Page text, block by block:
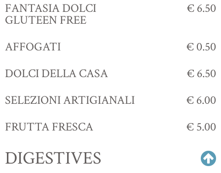
FANTASIA DOLCI
GLUTEEN FREE
€ 6.50
AFFOGATI
€ 0.50
DOLCI DELLA CASA
€ 6.50
SELEZIONI ARTIGIANALI
€ 6.00
FRUTTA FRESCA
€ 5.00
DIGESTIVES